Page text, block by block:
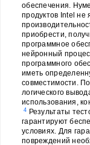
обеспечения.
продуктов Intel не
приобрести,
программное
нейронный
программного
иметь
совместимости.
логического
использования,
4 Результаты
гарантируют
условиях. Для
повреждений